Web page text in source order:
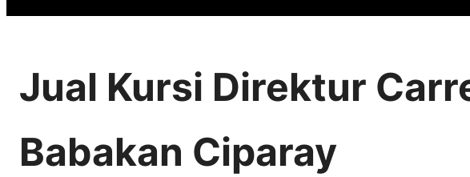
Jual Kursi Direktur
Babakan Ciparay